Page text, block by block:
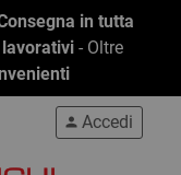
in tutta
- Oltre
person Accedi